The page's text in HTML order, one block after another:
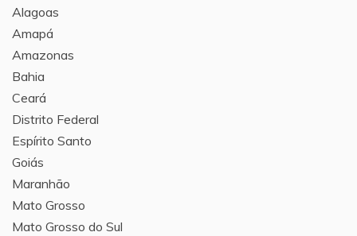
Alagoas
Amapá
Amazonas
Bahia
Ceará
Distrito Federal
Espírito Santo
Goiás
Maranhão
Mato Grosso
Mato Grosso do Sul